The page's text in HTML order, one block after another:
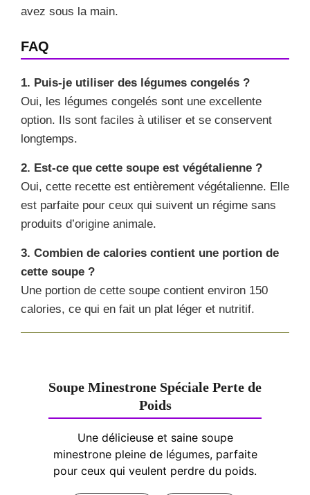
avez sous la main.
FAQ
1. Puis-je utiliser des légumes congelés ?
Oui, les légumes congelés sont une excellente
option. Ils sont faciles à utiliser et se conservent
longtemps.
2. Est-ce que cette soupe est végétalienne ?
Oui, cette recette est entièrement végétalienne. Elle
est parfaite pour ceux qui suivent un régime sans
produits d’origine animale.
3. Combien de calories contient une portion de
cette soupe ?
Une portion de cette soupe contient environ 150
calories, ce qui en fait un plat léger et nutritif.
Soupe Minestrone Spéciale Perte de
Poids
Une délicieuse et saine soupe
minestrone pleine de légumes, parfaite
pour ceux qui veulent perdre du poids.